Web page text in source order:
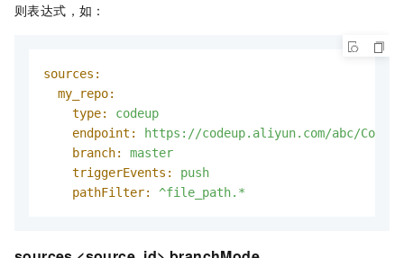
则表达式，如：
sources:
my_repo:
type:
codeup
endpoint:
https://codeup.aliyun.com/abc/
branch:
master
triggerEvents:
push
pathFilter:
^file_path.*